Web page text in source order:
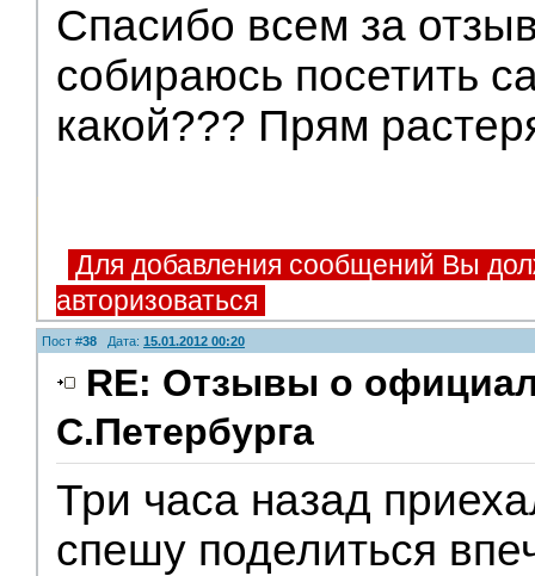
Спасибо всем за
собираюсь посетить
какой??? Прям
Для добавления сообщений Вы
авторизоваться
Пост #38 Дата: 15.01.2012 00:20
RE: Отзывы о
С.Петербурга
Три часа назад
спешу поделиться